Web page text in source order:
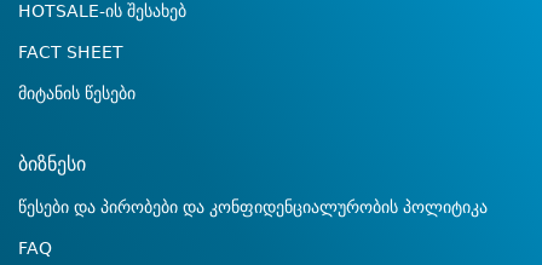
HOTSALE-ის შესახებ
FACT SHEET
მიტანის წესები
ბიზნესი
წესები და პირობები და კონფიდენციალურობის პოლიტიკა
FAQ